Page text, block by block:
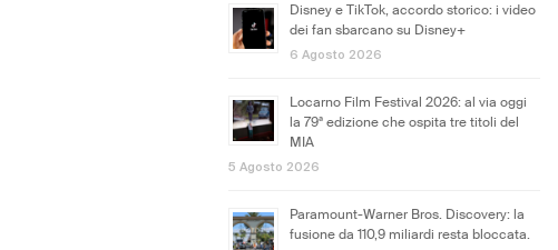
Disney e TikTok, accordo storico: i video
dei fan sbarcano su Disney+
6 Agosto 2026
Locarno Film Festival 2026: al via oggi
la 79ª edizione che ospita tre titoli del
MIA
5 Agosto 2026
Paramount-Warner Bros. Discovery: la
fusione da 110,9 miliardi resta bloccata.